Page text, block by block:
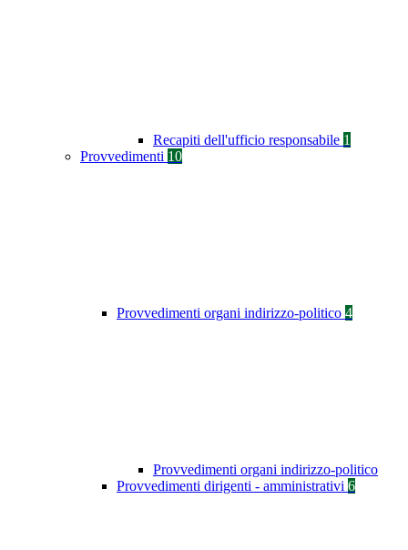
Recapiti dell'ufficio responsabile 1
Provvedimenti 10
Provvedimenti organi indirizzo-politico 4
Provvedimenti organi indirizzo-politico
Provvedimenti dirigenti - amministrativi 6